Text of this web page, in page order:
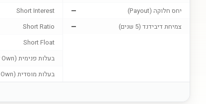
יחס חלוקה (Payout)
—
צמיחת דיבידנד (5 שנים)
—
Short Interest
Short Ratio
Short Float
בעלות פנימית (Insider Own)
בעלות מוסדית (Inst Own)